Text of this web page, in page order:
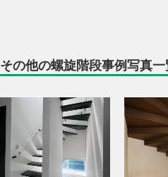
その他の螺旋階段事例写真一